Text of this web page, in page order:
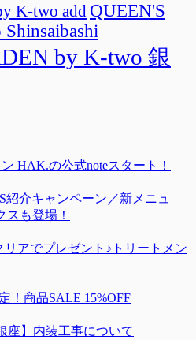
K-two add QUEEN'S
by K-two 銀
HAK.の公式noteスタート！
紹介キャンペーン／新メニュ
スも登場！
リアでプレゼント♪トリートメン
！商品SALE 15%OFF
座】内装工事について